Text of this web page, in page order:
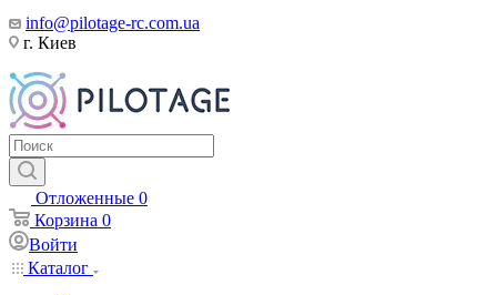
info@pilotage-rc.com.ua
г. Киев
Отложенные 0
Корзина 0
Войти
Каталог